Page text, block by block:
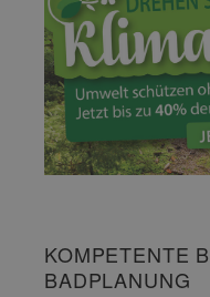
KOMPETENTE
BADPLANUNG